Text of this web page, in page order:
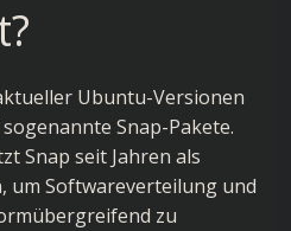
Ubuntu-Versionen
Snap-Pakete.
Snap seit Jahren als
um Softwareverteilung und
zu